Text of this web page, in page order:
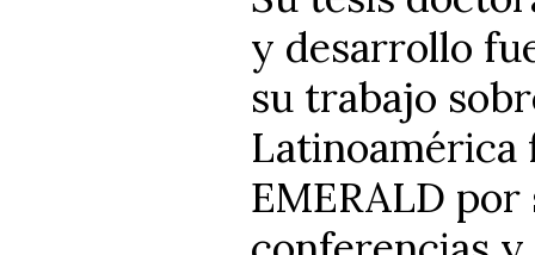
y desarrollo
su trabajo
Latinoamérica
EMERALD